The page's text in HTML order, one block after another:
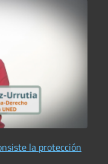
la protección